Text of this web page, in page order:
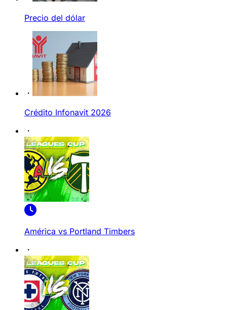
Precio del dólar
Crédito Infonavit 2026
América vs Portland Timbers